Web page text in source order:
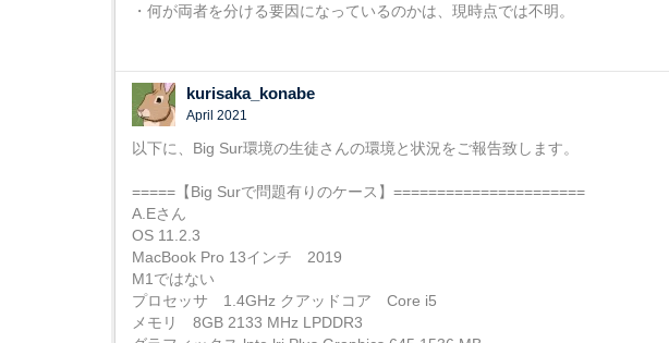
・何が両者を分ける要因になっているのかは、現時点では不明。
kurisaka_konabe
April 2021
以下に、Big Sur環境の生徒さんの環境と状況をご報告致します。
=====【Big Surで問題有りのケース】======================
A.Eさん
OS 11.2.3
MacBook Pro 13インチ 2019
M1ではない
プロセッサ 1.4GHz クアッドコア Core i5
メモリ 8GB 2133 MHz LPDDR3